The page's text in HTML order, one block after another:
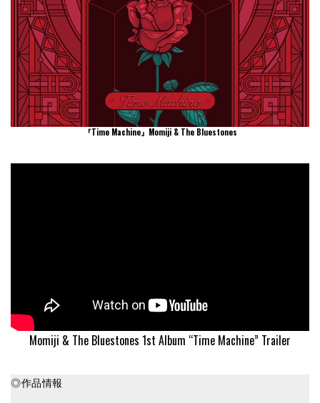
『Time Machine』Momiji & The Bluestones
Momiji & The Bluestones 1st Album “Time Machine” Trailer
◎作品情報